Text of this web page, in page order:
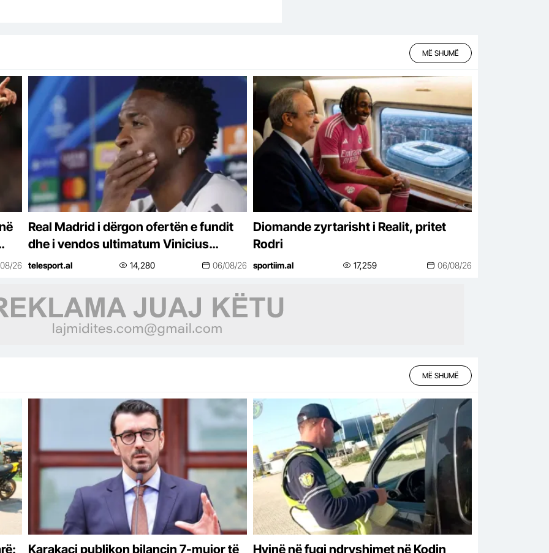
MË SHUMË
26
Real Madrid i dërgon ofertën e fundit
dhe i vendos ultimatum Vinicius
Junior. Arsenal po ndjek me sy e vesh
telesport.al 14,280 06/08/26
Diomande zyrtarisht i Realit, pritet
Rodri
sportiim.al 17,259 06/08/26
MË SHUMË
Karakaçi publikon bilancin 7-mujor të
Hyjnë në fuqi ndryshimet në Kodin